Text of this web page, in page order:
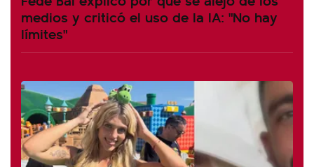
medios y criticó el uso de la IA: "No hay
límites"